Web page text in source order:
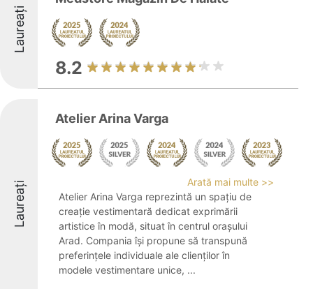
Laureați
8.2
Laureați
Atelier Arina Varga
Arată mai multe >>
Atelier Arina Varga reprezintă un spațiu de
creație vestimentară dedicat exprimării
artistice în modă, situat în centrul orașului
Arad. Compania își propune să transpună
preferințele individuale ale clienților în
modele vestimentare unice, ...